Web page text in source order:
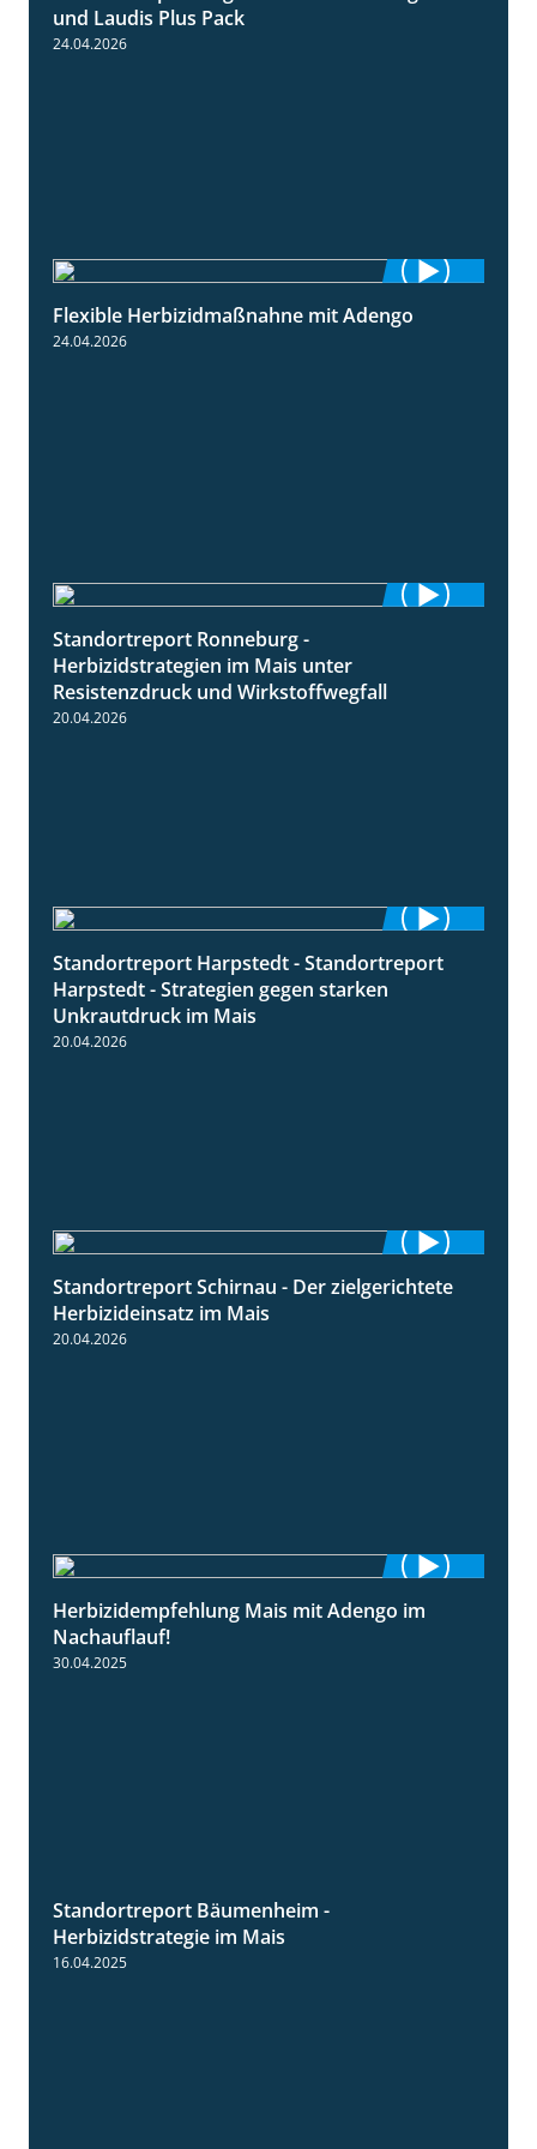
und Laudis Plus Pack
24.04.2026
1:26
Flexible Herbizidmaßnahne mit Adengo
24.04.2026
Standortreport Ronneburg -
Herbizidstrategien im Mais unter
Resistenzdruck und Wirkstoffwegfall
20.04.2026
9:11
Standortreport Harpstedt - Standortreport
Harpstedt - Strategien gegen starken
Unkrautdruck im Mais
20.04.2026
9:27
Standortreport Schirnau - Der zielgerichtete
Herbizideinsatz im Mais
20.04.2026
1:27
Herbizidempfehlung Mais mit Adengo im
Nachauflauf!
30.04.2025
Standortreport Bäumenheim -
Herbizidstrategie im Mais